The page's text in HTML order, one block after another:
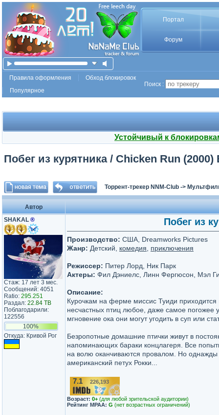
Портал
Форум
Правила оформления
Обход блокировок
Популярное
Поиск :
Устойчивый к
Побег из курятника / Chicken Run (2000)
Торрент-трекер NNM-Club ->
Автор
SHAKAL ®
Стаж: 17 лет 3 мес.
Сообщений: 4051
Ratio: 295.251
Раздал: 22.84 TB
Поблагодарили:
122556
100%
Откуда: Кривой Рог
Побег из
Производство: США, Dreamworks Pictures
Жанр: Детский, комедия приключения
Режиссер: Питер Лорд, Ник Парк
Актеры: Фил Дэниелс, Линн Фергюсон, Мэл
Описание:
Курочкам на ферме миссис Туиди приходится
несчастных птиц любое, даже самое погожее
мгновение ока они могут угодить в суп или
Безропотные домашние птички живут в
напоминающих бараки концлагеря. Все
на волю оканчиваются провалом. Но
американский петух Рокки...
7.1 226,193
Возраст: 0+ (для любой зрительской аудитории)
Рейтинг MPAA: G (нет возрастных ограничений)